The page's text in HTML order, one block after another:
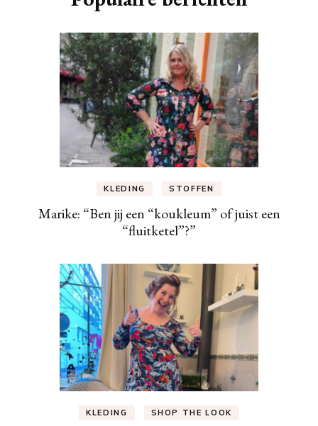
KLEDING STOFFEN
Marike: “Ben jij een “koukleum” of juist een
“fluitketel”?”
KLEDING SHOP THE LOOK